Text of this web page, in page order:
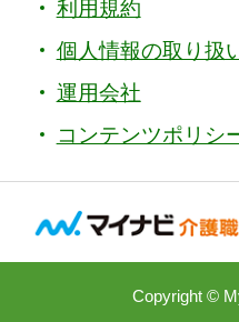
利用規約
個人情報の取り扱
運用会社
コンテンツポリシ
Copyright ©